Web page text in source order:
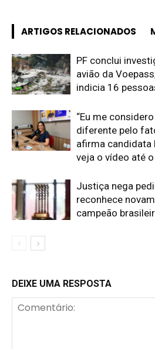
ARTIGOS RELACIONADOS
PF conclui
avião da
indicia 16
“Eu me
diferente pelo
afirma candidata
veja o vídeo até
Justiça nega
reconhece
campeão
DEIXE UMA RESPOSTA